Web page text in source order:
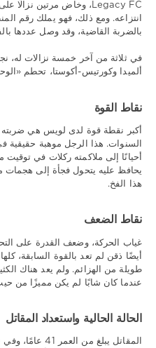
انتزاعه. ومع ذلك، فهو يملك رقم
بالضربة القاضية، وقد وصل عددها
في ثلاثة من آخر خمسة نزالات له،
ألميدا وكورتيس-أكوستا، تحطم
نقاط القوة
أكبر نقطة قوة لدى لويس هي ضربته
السنوات. هذا الرجل موهبة حقيقية
أحيانًا إلى ملاكمته ركلات في
هذا الفخ.
نقاط الضعف
غياب الحركة، وضعف القدرة على
أيضًا ذقن لم تعد بالقوة السابقة،
طويلة من الهزائم. ولم يعد هناك
عندما كان شابًا لم يكن مميزًا من
الحالة الحالية واستعداد المقاتل
المقاتل يبلغ من